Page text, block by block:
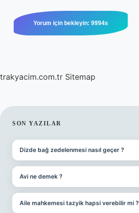
trakyacim.com.tr Sitemap
SIDEBAR
SON YAZILAR
Dizde bağ zedelenmesi nasıl geçer ?
Avi ne demek ?
Aile mahkemesi tazyik hapsi verebilir mi ?